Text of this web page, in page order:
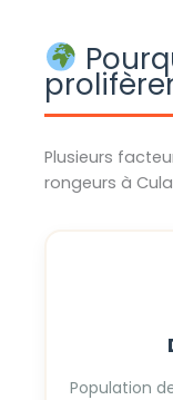
Plusieurs
rongeurs à
Population